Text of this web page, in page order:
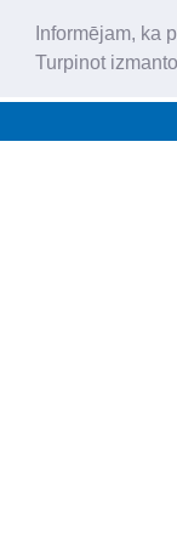
Informējam, ka
Turpinot